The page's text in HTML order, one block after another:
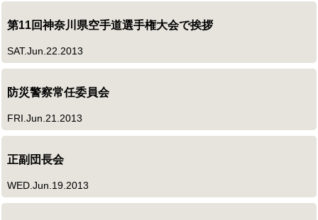
第11回神奈川県空手道選手権大会で挨拶
SAT.Jun.22.2013
防災警察常任委員会
FRI.Jun.21.2013
正副団長会
WED.Jun.19.2013